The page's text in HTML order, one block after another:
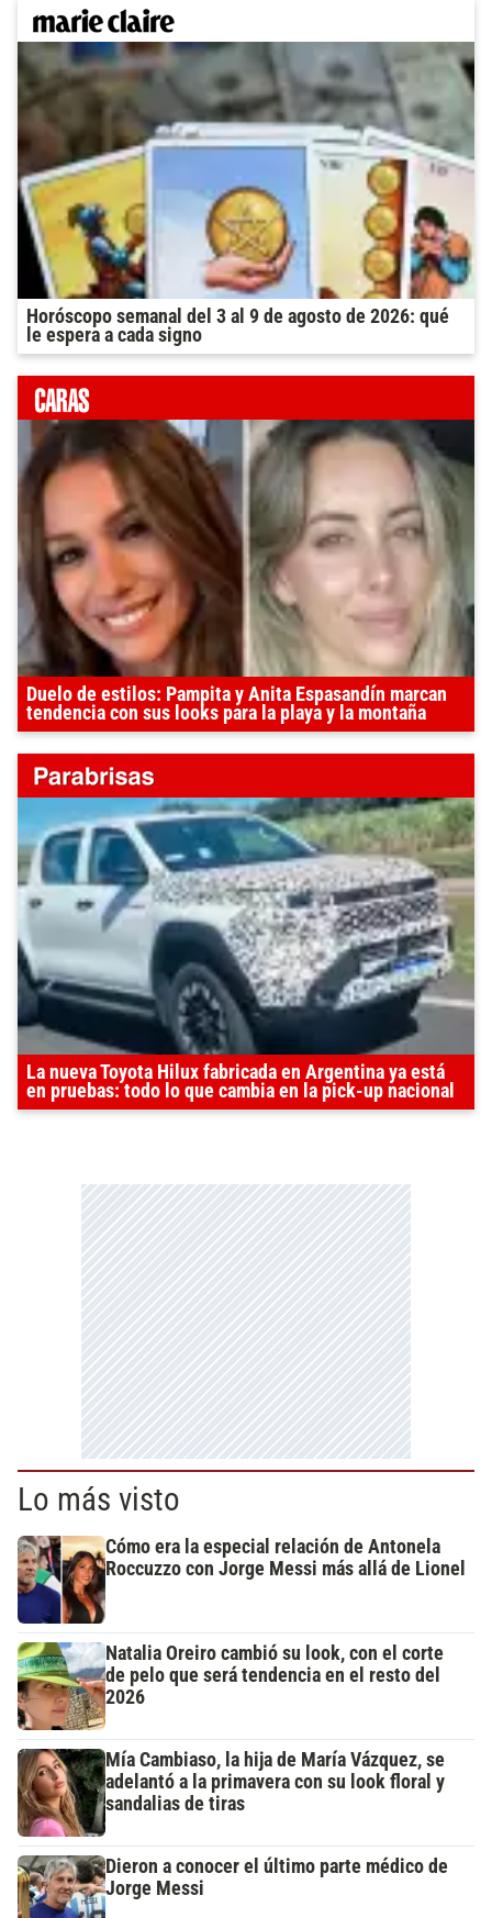
Horóscopo semanal del 3 al 9 de agosto de 2026: qué
le espera a cada signo
Duelo de estilos: Pampita y Anita Espasandín marcan
tendencia con sus looks para la playa y la montaña
La nueva Toyota Hilux fabricada en Argentina ya está
en pruebas: todo lo que cambia en la pick-up nacional
Lo más visto
Cómo era la especial relación de Antonela
Roccuzzo con Jorge Messi más allá de Lionel
Natalia Oreiro cambió su look, con el corte
de pelo que será tendencia en el resto del
2026
Mía Cambiaso, la hija de María Vázquez, se
adelantó a la primavera con su look floral y
sandalias de tiras
Dieron a conocer el último parte médico de
Jorge Messi